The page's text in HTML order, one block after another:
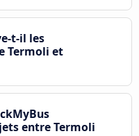
t-il les
Termoli et
entre Termoli